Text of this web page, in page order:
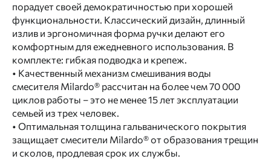
порадует своей демократичностью при хорошей
функциональности. Классический дизайн, длинный
излив и эргономичная форма ручки делают его
комфортным для ежедневного использования. В
комплекте: гибкая подводка и крепеж.
• Качественный механизм смешивания воды
смесителя Milardo® рассчитан на более чем 70 000
циклов работы – это не менее 15 лет эксплуатации
семьей из трех человек.
• Оптимальная толщина гальванического покрытия
защищает смесители Milardo® от образования трещин
и сколов, продлевая срок их службы.